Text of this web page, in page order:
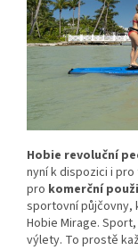
Hobie revoluční
nyní k dispozici i
pro komerční
sportovní půjčovny,
Hobie Mirage.
výlety. To prostě